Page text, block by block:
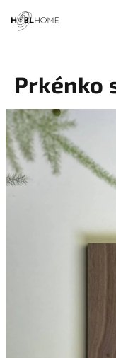
obsah
Prkénko